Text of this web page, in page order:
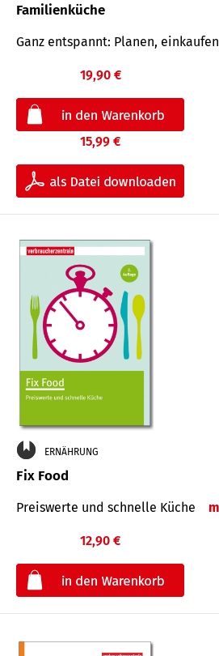
Familienküche
Ganz entspannt: Planen,
19,90 €
15,99 €
ERNÄHRUNG
Fix Food
Preiswerte und schnelle Küche
12,90 €